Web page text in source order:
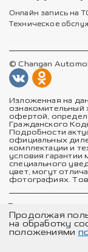
Онлайн запись на
Техническое
© Changan
Изложенная на
ознакомительный
офертой,
Гражданского
Подробности
официальных
комплектации и
условия
специального
цвет, могут
фотографиях.
Политика в
Политика
Согласие на
Соглашение об
Продолжая
на обработку
положениями